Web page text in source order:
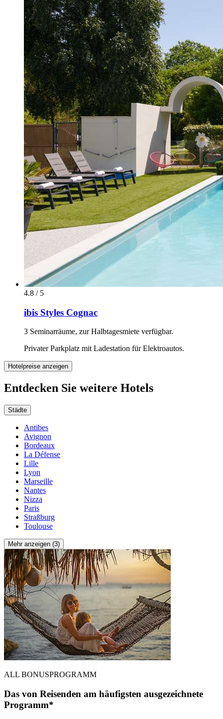
4.8 / 5
ibis Styles Cognac
3 Seminarräume, zur Halbtagesmiete verfügbar.
Privater Parkplatz mit Ladestation für Elektroautos.
Hotelpreise anzeigen
Entdecken Sie weitere Hotels
Städte
Antibes
Avignon
Bordeaux
La Défense
Lille
Lyon
Marseille
Nantes
Nizza
Paris
Straßburg
Toulouse
Mehr anzeigen (3)
ALL BONUSPROGRAMM
Das von Reisenden am häufigsten ausgezeichnete
Programm*